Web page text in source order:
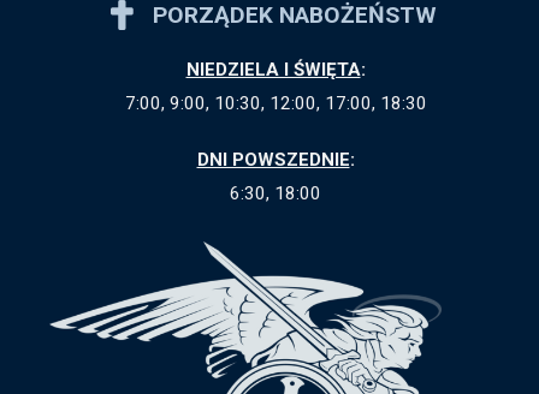
PORZĄDEK NABOŻEŃSTW
NIEDZIELA I ŚWIĘTA:
7:00, 9:00, 10:30, 12:00, 17:00, 18:30
DNI POWSZEDNIE:
6:30, 18:00